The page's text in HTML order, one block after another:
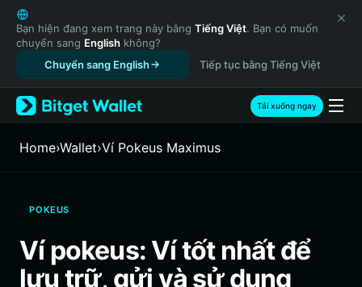
English
日本語
Tiếng Việt
Русский
Español (Latinoamérica)
Türkçe
Français
繁體中文
Bahasa Indonesia
ภาษาไทย
Bạn hiện đang xem trang này bằng Tiếng Việt. Bạn có muốn
chuyển sang English không?
Chuyển sang English
Tiếp tục bằng Tiếng Việt
Tải xuống ngay
Home›Wallet›‌Ví Pokeus Maximus
POKEUS
Ví pokeus: Ví tốt nhất để
lưu trữ, gửi và sử dụng